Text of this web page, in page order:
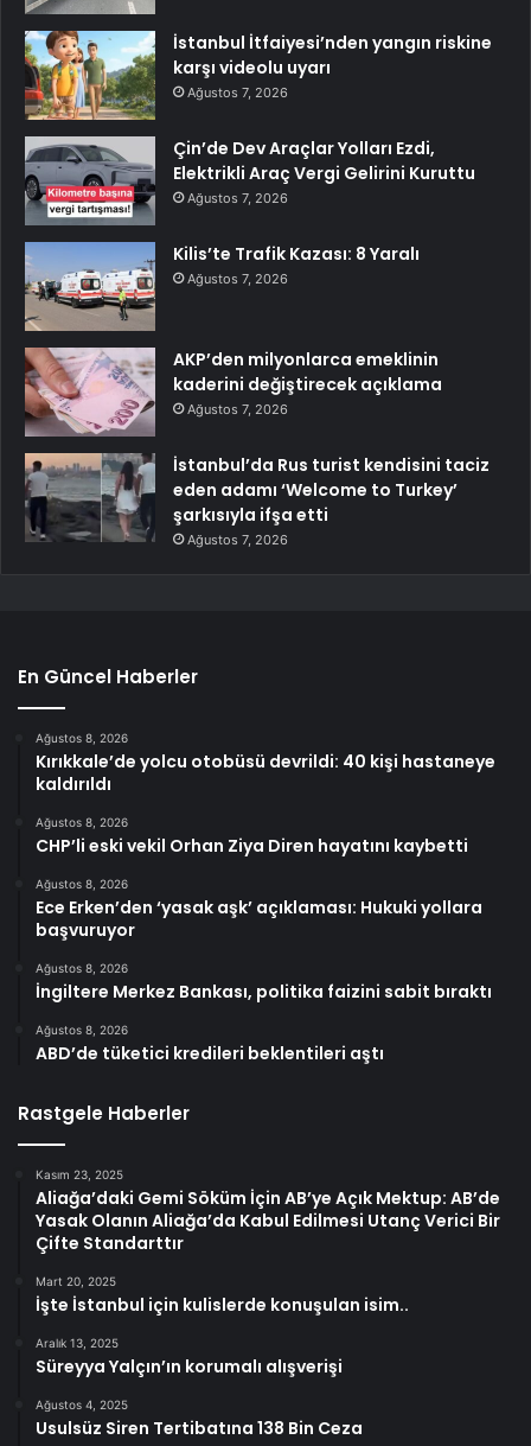
İstanbul İtfaiyesi’nden yangın riskine
karşı videolu uyarı
Ağustos 7, 2026
Çin’de Dev Araçlar Yolları Ezdi,
Elektrikli Araç Vergi Gelirini Kuruttu
Ağustos 7, 2026
Kilis’te Trafik Kazası: 8 Yaralı
Ağustos 7, 2026
AKP’den milyonlarca emeklinin
kaderini değiştirecek açıklama
Ağustos 7, 2026
İstanbul’da Rus turist kendisini taciz
eden adamı ‘Welcome to Turkey’
şarkısıyla ifşa etti
Ağustos 7, 2026
En Güncel Haberler
Ağustos 8, 2026
Kırıkkale’de yolcu otobüsü devrildi: 40 kişi hastaneye
kaldırıldı
Ağustos 8, 2026
CHP’li eski vekil Orhan Ziya Diren hayatını kaybetti
Ağustos 8, 2026
Ece Erken’den ‘yasak aşk’ açıklaması: Hukuki yollara
başvuruyor
Ağustos 8, 2026
İngiltere Merkez Bankası, politika faizini sabit bıraktı
Ağustos 8, 2026
ABD’de tüketici kredileri beklentileri aştı
Rastgele Haberler
Kasım 23, 2025
Aliağa’daki Gemi Söküm İçin AB’ye Açık Mektup: AB’de
Yasak Olanın Aliağa’da Kabul Edilmesi Utanç Verici Bir
Çifte Standarttır
Mart 20, 2025
İşte İstanbul için kulislerde konuşulan isim..
Aralık 13, 2025
Süreyya Yalçın’ın korumalı alışverişi
Ağustos 4, 2025
Usulsüz Siren Tertibatına 138 Bin Ceza